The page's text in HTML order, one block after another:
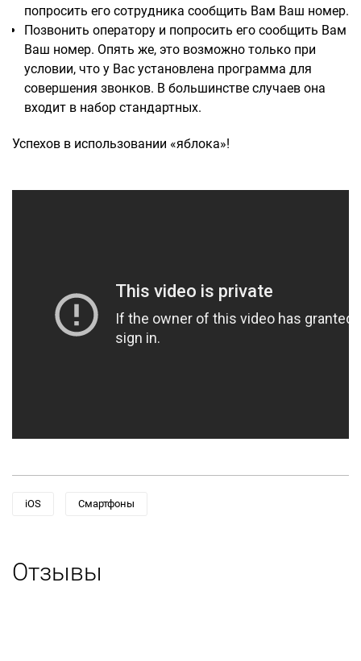
попросить его сотрудника сообщить Вам Ваш номер.
Позвонить оператору и попросить его сообщить Вам
Ваш номер. Опять же, это возможно только при
условии, что у Вас установлена программа для
совершения звонков. В большинстве случаев она
входит в набор стандартных.
Успехов в использовании «яблока»!
iOS Смартфоны
Отзывы